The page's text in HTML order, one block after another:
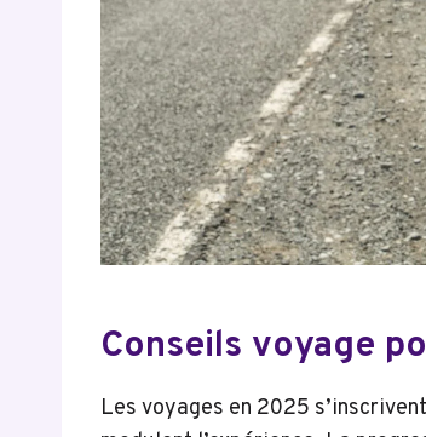
Conseils voyage
Les voyages en 2025